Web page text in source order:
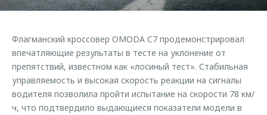
Одежда и сувениры
Запчасти
Трейд-ин
Калькулятор трейд-ин
Приложение O&J
Одежда и сувениры
Оригинальные аксессуары
Запчасти
Флагманский кроссовер OMODA C7 продемонстрировал
впечатляющие результаты в тесте на уклонение от
препятствий, известном как «лосиный тест». Стабильная
управляемость и высокая скорость реакции на сигналы
водителя позволила пройти испытание на скорости 78 км/
ч, что подтвердило выдающиеся показатели модели в